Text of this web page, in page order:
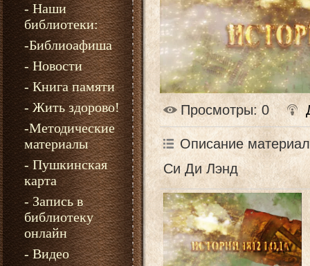
- Наши
библиотеки:
-Библиоафиша
- Новости
- Книга памяти
- Жить здорово!
-Методические
материалы
- Пушкинская
карта
- Запись в
библиотеку
онлайн
- Видео
Просмотры: 0
Описание
Си Ди Лэнд